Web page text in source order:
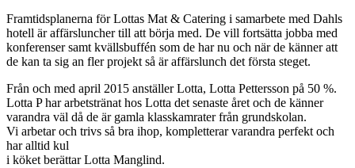
Framtidsplanerna för Lottas Mat & Catering i samarbete med Dahls
hotell är affärsluncher till att börja med. De vill fortsätta jobba med
konferenser samt kvällsbuffén som de har nu och när de känner att
de kan ta sig an fler projekt så är affärslunch det första steget.
Från och med april 2015 anställer Lotta, Lotta Pettersson på 50 %.
Lotta P har arbetstränat hos Lotta det senaste året och de känner
varandra väl då de är gamla klasskamrater från grundskolan.
Vi arbetar och trivs så bra ihop, kompletterar varandra perfekt och
har alltid kul
i köket berättar Lotta Manglind.